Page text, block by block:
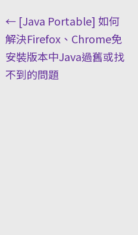
Post
navigation
←[Java Portable] 如何
解決Firefox、Chrome免
安裝版本中Java過舊或找
不到的問題